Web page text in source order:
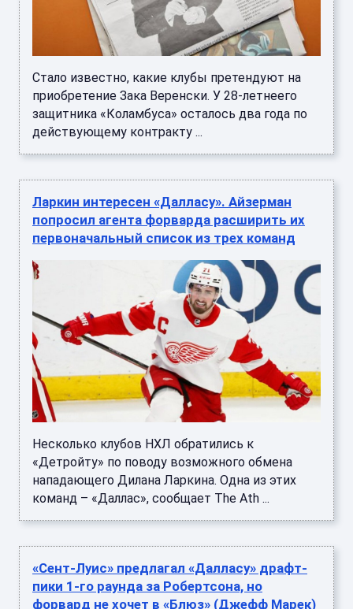
Стало известно, какие клубы претендуют на
приобретение Зака Веренски. У 28-летнеего
защитника «Коламбуса» осталось два года по
действующему контракту ...
Ларкин интересен «Далласу». Айзерман
попросил агента форварда расширить их
первоначальный список из трех команд
Несколько клубов НХЛ обратились к
«Детройту» по поводу возможного обмена
нападающего Дилана Ларкина. Одна из этих
команд – «Даллас», сообщает The Ath ...
«Сент-Луис» предлагал «Далласу» драфт-
пики 1-го раунда за Робертсона, но
форвард не хочет в «Блюз» (Джефф Марек)